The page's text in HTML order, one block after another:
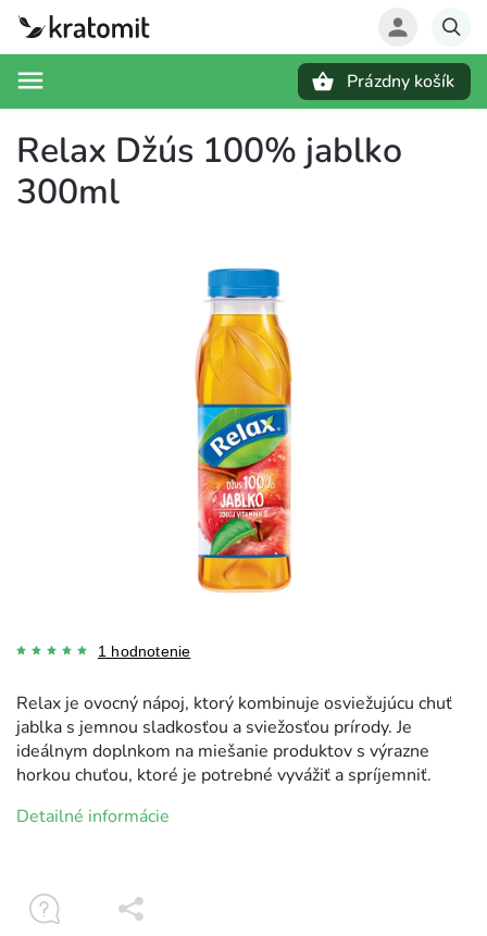
Prázdny košík
Relax Džús 100% jablko
300ml
1 hodnotenie
Relax je ovocný nápoj, ktorý kombinuje osviežujúcu chuť
jablka s jemnou sladkosťou a sviežosťou prírody. Je
ideálnym doplnkom na miešanie produktov s výrazne
horkou chuťou, ktoré je potrebné vyvážiť a spríjemniť.
Detailné informácie